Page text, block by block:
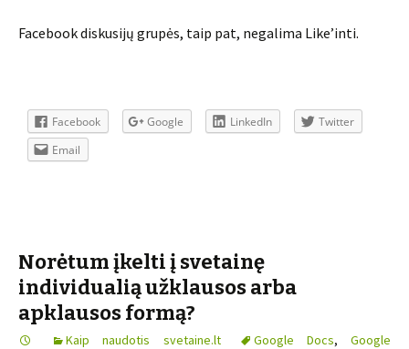
Facebook diskusijų grupės, taip pat, negalima Like’inti.
Facebook Google LinkedIn
Twitter
Email
Norėtum įkelti į svetainę
individualią užklausos arba
apklausos formą?
Kaip naudotis svetaine.lt Google Docs, Google